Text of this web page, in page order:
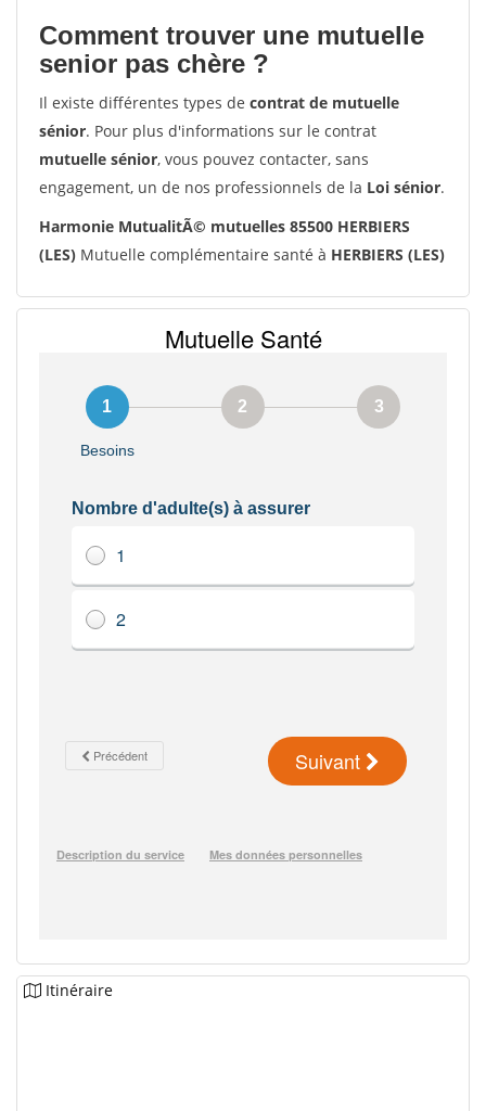
Comment trouver une mutuelle
senior pas chère ?
Il existe différentes types de contrat de mutuelle
sénior. Pour plus d'informations sur le contrat
mutuelle sénior, vous pouvez contacter, sans
engagement, un de nos professionnels de la Loi sénior.
Harmonie MutualitÃ© mutuelles 85500 HERBIERS
(LES) Mutuelle complémentaire santé à HERBIERS (LES)
Itinéraire